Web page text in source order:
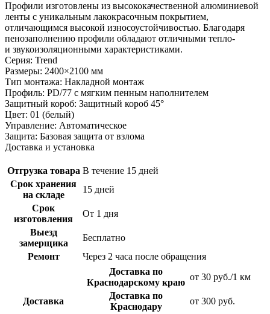
Профили изготовлены из высококачественной алюминиевой
ленты с уникальным лакокрасочным покрытием,
отличающимся высокой износоустойчивостью. Благодаря
пенозаполнению профили обладают отличными тепло-
и звукоизоляционными характеристиками.
Серия: Trend
Размеры: 2400×2100 мм
Тип монтажа: Накладной монтаж
Профиль: PD/77 c мягким пенным наполнителем
Защитный короб: Защитный короб 45°
Цвет: 01 (белый)
Управление: Автоматическое
Защита: Базовая защита от взлома
Доставка и установка
Отгрузка товара В течение 15 дней
Срок хранения
на складе
15 дней
Срок
изготовления
От 1 дня
Выезд
замерщика
Бесплатно
Ремонт
Через 2 часа после обращения
Доставка
Доставка по
Краснодарскому краю
от 30 руб./1 км
Доставка по
Краснодару
от 300 руб.